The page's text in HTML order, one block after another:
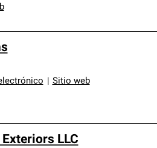
Sitio web
LLC